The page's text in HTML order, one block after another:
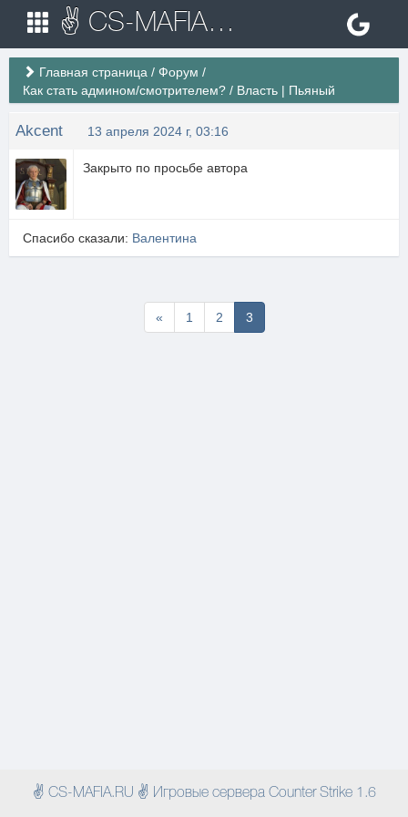
✌ CS-MAFIA.RU ✌ Игровые сервера Counter Strike 1.6
Главная страница / Форум /
Как стать админом/смотрителем? / Власть | Пьяный
Akcent 13 апреля 2024 г, 03:16
Закрыто по просьбе автора
Спасибо сказали: Валентина
«Первая
1 2 3
✌ CS-MAFIA.RU ✌ Игровые сервера Counter Strike 1.6